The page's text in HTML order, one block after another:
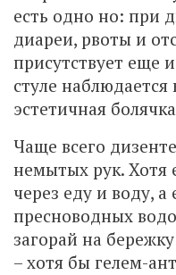
есть одно но: при
диареи, рвоты и
присутствует еще
стуле
эстетичная
Чаще всего
немытых рук. Хотя
через еду и воду,
пресноводных
загорай на
– хотя бы гелем-